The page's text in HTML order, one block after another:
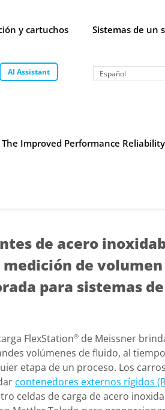
y cartuchos Sistemas de un
AI Assistant Español
The Improved Performance
de acero
medición de
para sistemas
FlexStation® de Meissner
volúmenes de fluido, al
etapa de un proceso. Los
contenedores externos rígidos
celdas de carga de acero